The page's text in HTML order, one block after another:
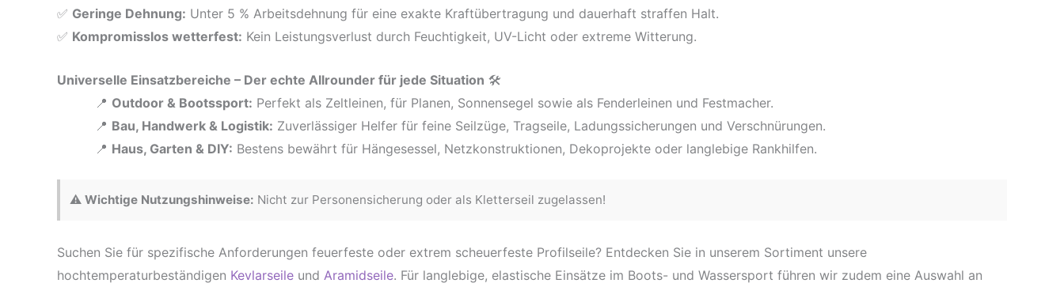
✅ Geringe Dehnung: Unter 5 % Arbeitsdehnung für eine exakte Kraftübertragung und dauerhaft straffen Halt.
✅ Kompromisslos wetterfest: Kein Leistungsverlust durch Feuchtigkeit, UV-Licht oder extreme Witterung.
Universelle Einsatzbereiche – Der echte Allrounder für jede Situation 🛠️
📍 Outdoor & Bootssport: Perfekt als Zeltleinen, für Planen, Sonnensegel sowie als Fenderleinen und Festmacher.
📍 Bau, Handwerk & Logistik: Zuverlässiger Helfer für feine Seilzüge, Tragseile, Ladungssicherungen und Verschnürungen.
📍 Haus, Garten & DIY: Bestens bewährt für Hängesessel, Netzkonstruktionen, Dekoprojekte oder langlebige Rankhilfen.
⚠️ Wichtige Nutzungshinweise: Nicht zur Personensicherung oder als Kletterseil zugelassen!
Suchen Sie für spezifische Anforderungen feuerfeste oder extrem scheuerfeste Profilseile? Entdecken Sie in unserem Sortiment unsere
hochtemperaturbeständigen Kevlarseile und Aramidseile. Für langlebige, elastische Einsätze im Boots- und Wassersport führen wir zudem eine Auswahl an